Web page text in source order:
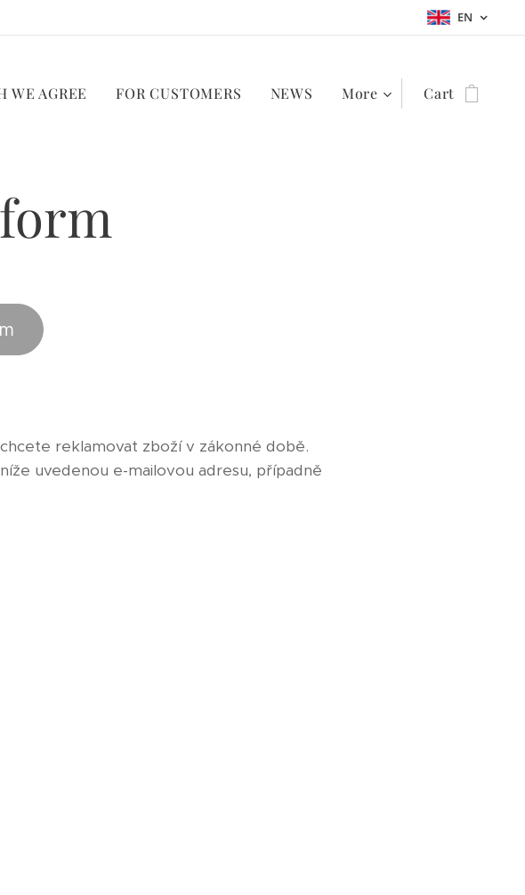
EN
WE AGREE FOR CUSTOMERS NEWS More Cart
reklamovat zboží v zákonné době.
uvedenou e-mailovou adresu, případně